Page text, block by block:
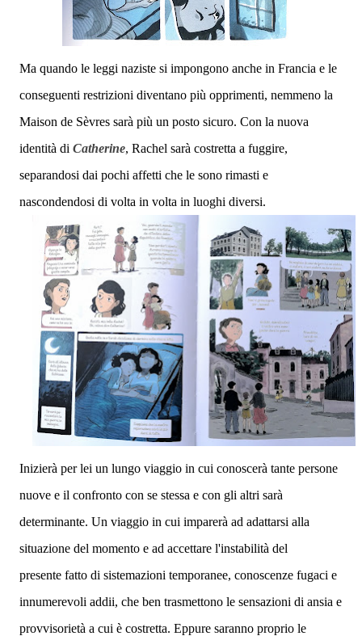
Ma quando le leggi naziste si impongono anche in Francia e le
conseguenti restrizioni diventano più opprimenti, nemmeno la
Maison de Sèvres sarà più un posto sicuro. Con la nuova
identità di Catherine, Rachel sarà costretta a fuggire,
separandosi dai pochi affetti che le sono rimasti e
nascondendosi di volta in volta in luoghi diversi.
Inizierà per lei un lungo viaggio in cui conoscerà tante persone
nuove e il confronto con se stessa e con gli altri sarà
determinante. Un viaggio in cui imparerà ad adattarsi alla
situazione del momento e ad accettare l'instabilità del
presente fatto di sistemazioni temporanee, conoscenze fugaci e
innumerevoli addii, che ben trasmettono le sensazioni di ansia e
provvisorietà a cui è costretta. Eppure saranno proprio le